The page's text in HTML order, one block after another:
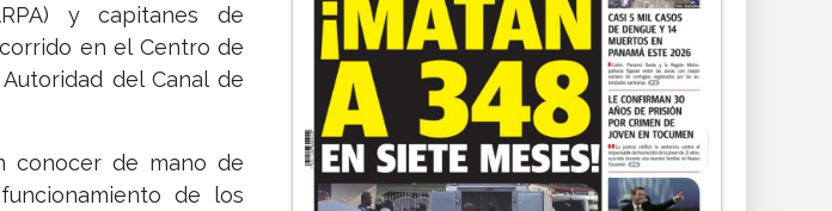
y capitanes de
en el Centro de
del Canal de
conocer de mano de
de los